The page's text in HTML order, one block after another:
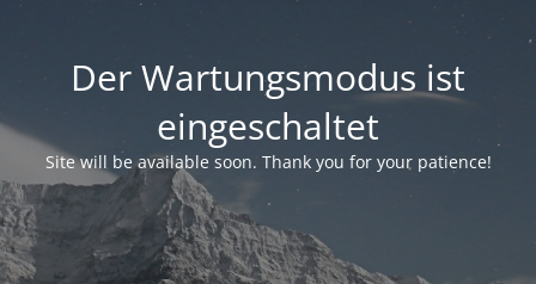
Der Wartungsmodus ist
eingeschaltet
Site will be available soon. Thank you for your patience!